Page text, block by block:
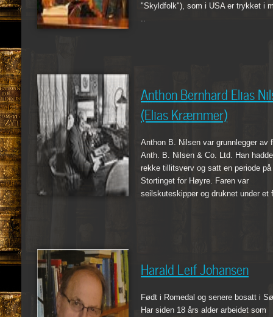
"Skyldfolk"), som i USA er trykket i
..
Anthon Bernhard Elias
(Elias Kræmmer)
Anthon B. Nilsen var grunnlegger av
Anth. B. Nilsen & Co. Ltd. Han
rekke tillitsverv og satt en periode på
Stortinget for Høyre. Faren var
seilskuteskipper og druknet under et
Harald Leif Johansen
Født i Romedal og senere bosatt i
Har siden 18 års alder arbeidet som